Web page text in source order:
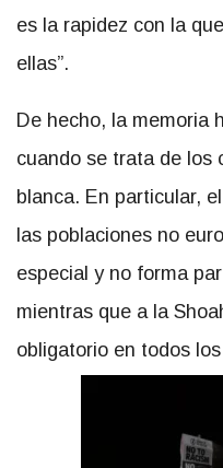
es la rapidez con la
ellas”.
De hecho, la memoria
cuando se trata de los
blanca. En particular,
las poblaciones no
especial y no forma
mientras que a la
obligatorio en todos